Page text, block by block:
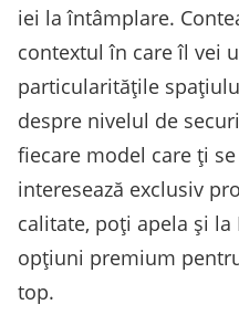
iei la întâmplare.
contextul în care îl vei
particularitățile
despre nivelul de
fiecare model care ți
interesează exclusiv
calitate, poți apela și la
opțiuni premium
top.